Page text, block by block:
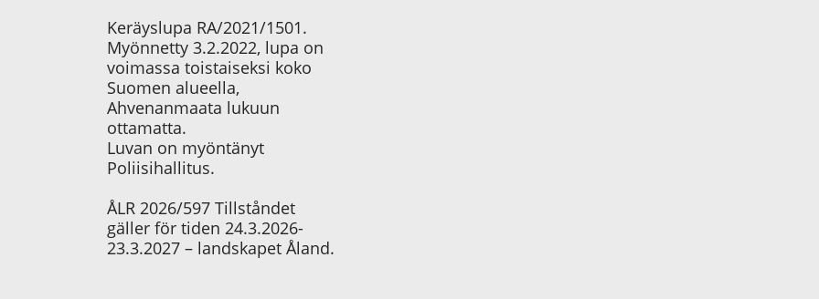
Keräyslupa RA/2021/1501.
Myönnetty 3.2.2022, lupa on
voimassa toistaiseksi koko
Suomen alueella,
Ahvenanmaata lukuun
ottamatta.
Luvan on myöntänyt
Poliisihallitus.
ÅLR 2026/597 Tillståndet
gäller för tiden 24.3.2026-
23.3.2027 – landskapet Åland.